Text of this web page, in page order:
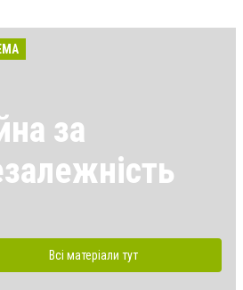
за
Всі матеріали тут